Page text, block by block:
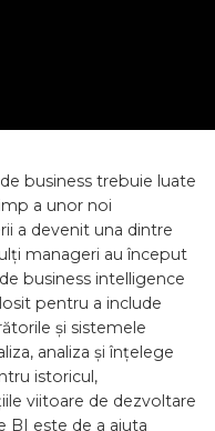
business trebuie luate
a unor noi
a devenit una dintre
manageri au început
business intelligence
pentru a include
și sistemele
analiza și înțelege
istoricul,
viitoare de dezvoltare
BI este de a ajuta